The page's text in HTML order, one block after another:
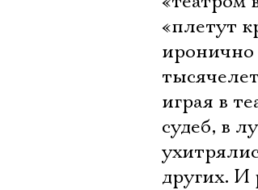
«плетут
иронично
играя в
судеб, в
других. И